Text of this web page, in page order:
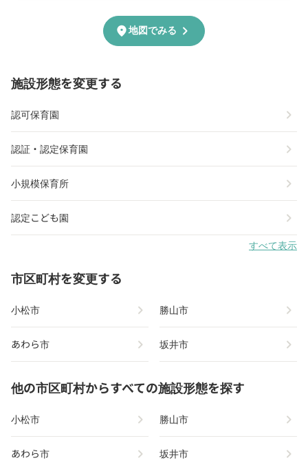
location_on地図でみる chevron_right
施設形態を変更する
認可保育園 chevron_right
認証・認定保育園 chevron_right
小規模保育所 chevron_right
認定こども園 chevron_right
すべて表示
市区町村を変更する
小松市 chevron_right 勝山市 chevron_right
あわら市 chevron_right 坂井市 chevron_right
他の市区町村からすべての施設形態を探す
小松市 chevron_right 勝山市 chevron_right
あわら市 chevron_right 坂井市 chevron_right